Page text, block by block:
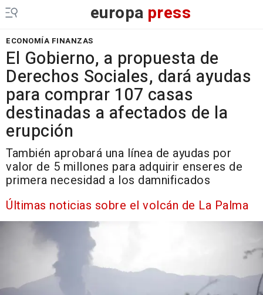
europa press
ECONOMÍA FINANZAS
El Gobierno, a propuesta de
Derechos Sociales, dará ayudas
para comprar 107 casas
destinadas a afectados de la
erupción
También aprobará una línea de ayudas por
valor de 5 millones para adquirir enseres de
primera necesidad a los damnificados
Últimas noticias sobre el volcán de La Palma